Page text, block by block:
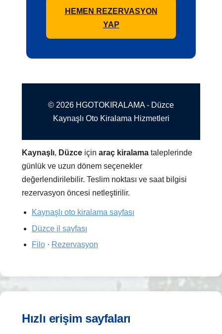
HEMEN REZERVASYON
YAP
© 2026 HGOTOKIRALAMA - Düzce
Kaynaşlı Oto Kiralama Hizmetleri
Kaynaşlı, Düzce içinaraç kiralama taleplerinde
günlük ve uzun dönem seçenekler
değerlendirilebilir. Teslim noktası ve saat bilgisi
rezervasyon öncesi netleştirilir.
Kaynaşlı oto kiralama sayfası
Düzce il sayfası
Filo· Rezervasyon
Hızlı erişim sayfaları